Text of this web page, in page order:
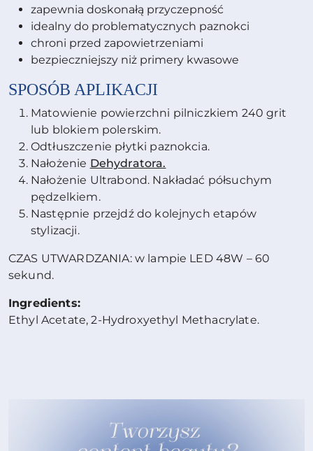
zapewnia doskonałą przyczepność
idealny do problematycznych paznokci
chroni przed zapowietrzeniami
bezpieczniejszy niż primery kwasowe
SPOSÓB APLIKACJI
Matowienie powierzchni pilniczkiem 240 grit
lub blokiem polerskim.
Odtłuszczenie płytki paznokcia.
Nałożenie Dehydratora.
Nałożenie Ultrabond. Nakładać półsuchym
pędzelkiem.
Następnie przejdź do kolejnych etapów
stylizacji.
CZAS UTWARDZANIA: w lampie LED 48W – 60
sekund.
Ingredients:
Ethyl Acetate, 2-Hydroxyethyl Methacrylate.